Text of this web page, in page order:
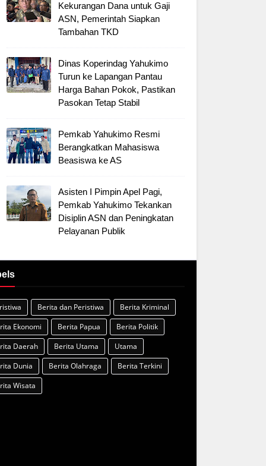
Kekurangan Dana untuk Gaji
ASN, Pemerintah Siapkan
Tambahan TKD
Dinas Koperindag Yahukimo
Turun ke Lapangan Pantau
Harga Bahan Pokok, Pastikan
Pasokan Tetap Stabil
Pemkab Yahukimo Resmi
Berangkatkan Mahasiswa
Beasiswa ke AS
Asisten I Pimpin Apel Pagi,
Pemkab Yahukimo Tekankan
Disiplin ASN dan Peningkatan
Pelayanan Publik
Berita dan Peristiwa
Berita Kriminal
Ekonomi
Berita Papua
Berita Politik
Daerah
Berita Utama
Utama
Dunia
Berita Olahraga
Berita Terkini
Wisata